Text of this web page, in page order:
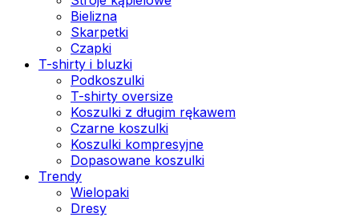
Bielizna
Skarpetki
Czapki
T-shirty i bluzki
Podkoszulki
T-shirty oversize
Koszulki z długim rękawem
Czarne koszulki
Koszulki kompresyjne
Dopasowane koszulki
Trendy
Wielopaki
Dresy